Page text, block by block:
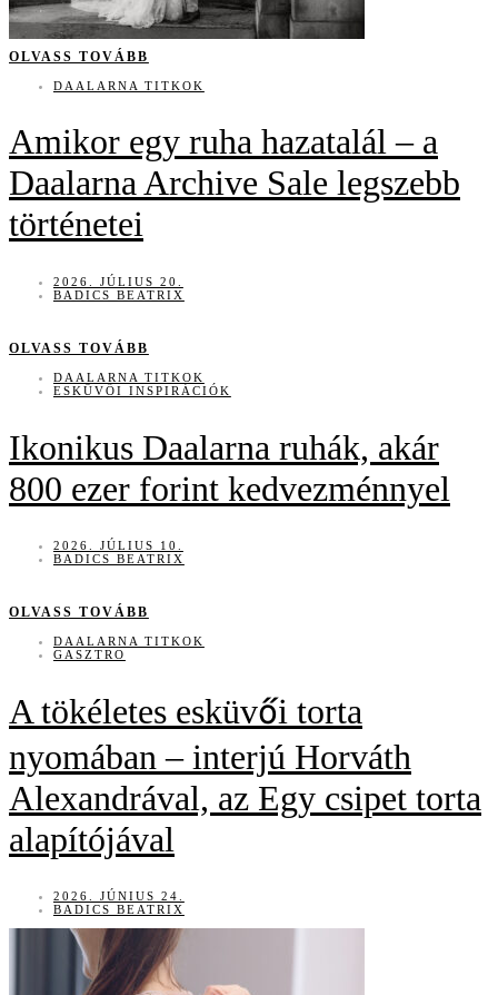
OLVASS TOVÁBB
DAALARNA TITKOK
Amikor egy ruha hazatalál – a
Daalarna Archive Sale legszebb
történetei
2026. JÚLIUS 20.
BADICS BEATRIX
OLVASS TOVÁBB
DAALARNA TITKOK
ESKÜVŐI INSPIRÁCIÓK
Ikonikus Daalarna ruhák, akár
800 ezer forint kedvezménnyel
2026. JÚLIUS 10.
BADICS BEATRIX
OLVASS TOVÁBB
DAALARNA TITKOK
GASZTRO
A tökéletes esküvői torta
nyomában – interjú Horváth
Alexandrával, az Egy csipet torta
alapítójával
2026. JÚNIUS 24.
BADICS BEATRIX